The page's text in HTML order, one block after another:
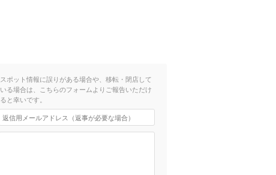
スポット情報に誤りがある場合や、移転・閉店して
いる場合は、こちらのフォームよりご報告いただけ
ると幸いです。